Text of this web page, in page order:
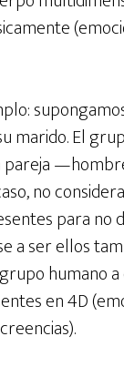
marido. El
no
para no
a ser ellos
humano a
en 4D